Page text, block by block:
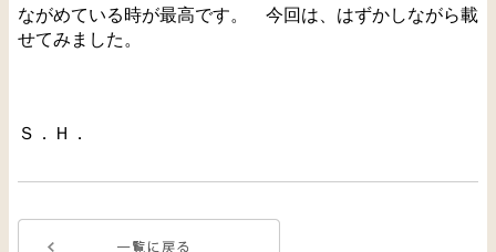
ながめている時が最高です。 今回は、はずかしながら載
せてみました。
Ｓ．Ｈ．